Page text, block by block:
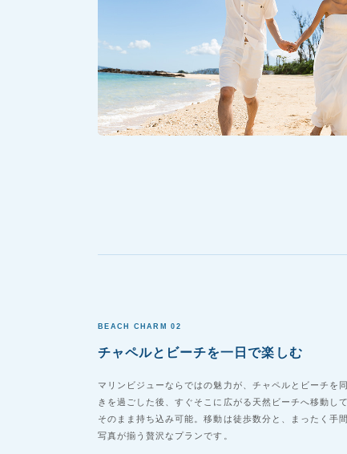
BEACH CHARM 02
チャペルとビーチを一日で楽しむ
マリンビジューならではの魅力が、チャペルとビーチを
きを過ごした後、すぐそこに広がる天然ビーチへ移動し
そのまま持ち込み可能。移動は徒歩数分と、まったく手
写真が揃う贅沢なプランです。